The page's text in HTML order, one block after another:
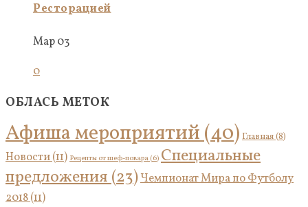
Ресторацией
Мар 03
0
ОБЛАСЬ МЕТОК
Афиша мероприятий(40) Главная(8)
Новости(11) Рецепты от шеф-повара (6) Специальные
предложения(23)Чемпионат Мира по Футболу
2018(11)